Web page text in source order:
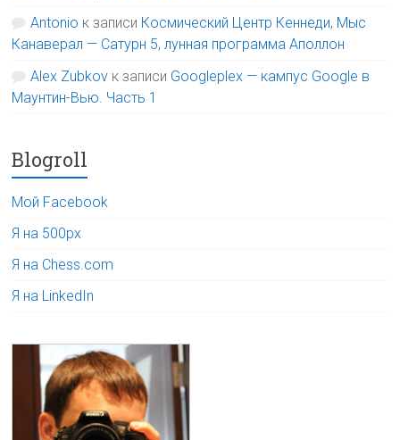
Antonio к записи Космический Центр Кеннеди, Мыс
Канаверал — Сатурн 5, лунная программа Аполлон
Alex Zubkov к записи Googleplex — кампус Google в
Маунтин-Вью. Часть 1
Blogroll
Мой Facebook
Я на 500px
Я на Chess.com
Я на LinkedIn